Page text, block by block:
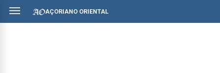
AÇORIANO ORIENTAL